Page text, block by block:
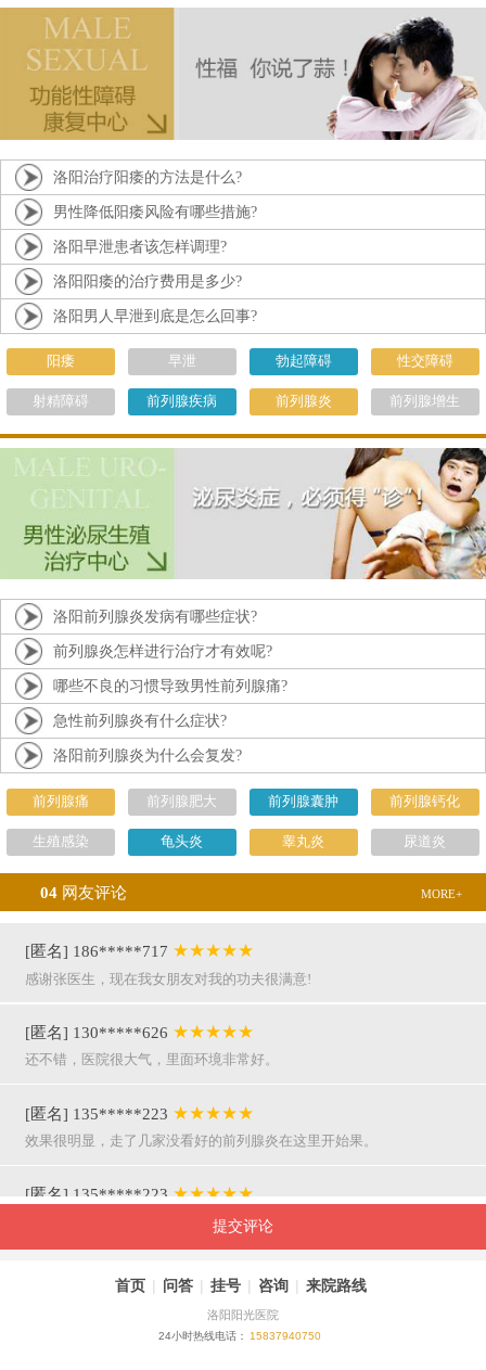
洛阳治疗阳痿的方法是什么?
男性降低阳痿风险有哪些措施?
洛阳早泄患者该怎样调理?
洛阳阳痿的治疗费用是多少?
洛阳男人早泄到底是怎么回事?
阳痿 早泄 勃起障碍 性交障碍
射精障碍 前列腺疾病 前列腺炎 前列腺增生
洛阳前列腺炎发病有哪些症状?
前列腺炎怎样进行治疗才有效呢?
哪些不良的习惯导致男性前列腺痛?
急性前列腺炎有什么症状?
洛阳前列腺炎为什么会复发?
前列腺痛 前列腺肥大 前列腺囊肿 前列腺钙化
生殖感染 龟头炎 睾丸炎 尿道炎
04 网友评论 MORE+
[匿名] 186*****717 ★★★★★
感谢张医生，现在我女朋友对我的功夫很满意!
[匿名] 130*****626 ★★★★★
还不错，医院很大气，里面环境非常好。
[匿名] 135*****223 ★★★★★
效果很明显，走了几家没看好的前列腺炎在这里开始果。
[匿名] 135*****223 ★★★★★
呵呵，就是屌，你们医院护士穿着挺漂亮的。
[匿名] 155*****941★★★★★
提交评论
首页 | 问答 | 挂号 | 咨询 | 来院路线
洛阳阳光医院
24小时热线电话： 15837940750